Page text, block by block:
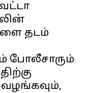
தடம்
போலீசாரும்